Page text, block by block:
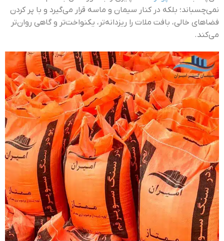
نمی‌چسباند؛ بلکه در کنار سیمان و ماسه قرار می‌گیرد و با پر کردن
فضاهای خالی، بافت ملات را ریزدانه‌تر، یکنواخت‌تر و گاهی روان‌تر
می‌کند.